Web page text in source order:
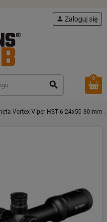
search
person Zaloguj się
0
Vortex Viper HST 6-24x50 30 mm